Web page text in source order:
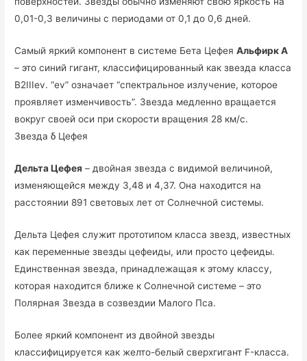
0,01-0,3 величины с периодами от 0,1 до 0,6 дней.
Самый яркий компонент в системе Бета ЦефеяАльфирк A
– это синий гигант, классифицированный как звезда класса
B2IIIev. “ev” означает “спектральное излучение, которое
проявляет изменчивость”. Звезда медленно вращается
вокруг своей оси при скорости вращения 28 км/с.
Звезда δ Цефея
Дельта Цефея – двойная звезда с видимой величиной,
изменяющейся между 3,48 и 4,37. Она находится на
расстоянии 891 световых лет от Солнечной системы.
Дельта Цефея служит прототипом класса звезд, известных
как переменные звезды цефеиды, или просто цефеиды.
Единственная звезда, принадлежащая к этому классу,
которая находится ближе к Солнечной системе – это
Полярная Звезда в созвездии Малого Пса.
Более яркий компонент из двойной звезды
классифицируется как желто-белый сверхгигант F-класса.